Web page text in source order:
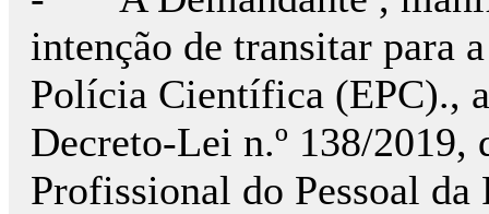
intenção de transitar para
Polícia Científica (EPC).,
Decreto-Lei n.º 138/2019,
Profissional do Pessoal